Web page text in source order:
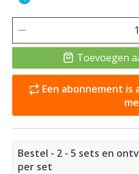
Toevoegen
Een abonnement is
Bestel - 2 - 5 sets en
per set